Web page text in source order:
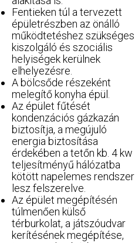
Fentieken túl a tervezett
épületrészben az önálló
működtetéshez szükséges
kiszolgáló és szociális
helyi­ségek kerülnek
elhelyezésre.
A bölcsőde részeként
melegítő konyha épül.
Az épület fűtését
kondenzációs gázkazán
biztosítja, a megújuló
energia biztosítása
érdekében a tetőn kb. 4 kw
teljesítményű hálózatba
kötött napelemes rendszer
lesz felszerelve.
Az épület megépítésén
túlmenően külső
térburkolat, a játszóudvar
kerítésének megépítése,